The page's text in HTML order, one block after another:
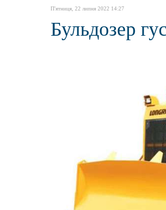
П'ятниця, 22 липня 2022 14:27
Бульдозер